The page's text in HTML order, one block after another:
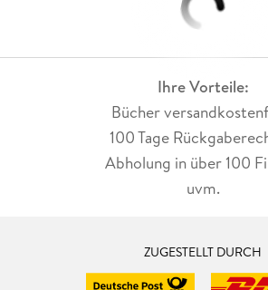
Ihre Vorteile:
Bücher
100 Tage
Abholung in über 100
uvm.
ZUGESTELLT DURCH